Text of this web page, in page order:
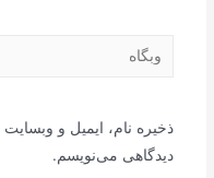
وبگاه
ذخیره نام، ایمیل و
دیدگاهی می‌نویسم.